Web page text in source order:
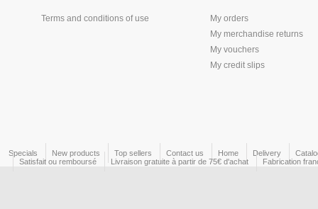
Terms and conditions of use
My orders
My merchandise returns
My vouchers
My credit slips
Specials New products Top sellers Contact us Home Delivery
Satisfait ou remboursé
Livraison gratuite à partir de 75€ d'achat Fabrication